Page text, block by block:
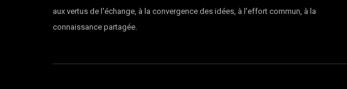
aux vertus de l'échange, à la convergence des idées, à l'effort commun, à la
connaissance partagée.